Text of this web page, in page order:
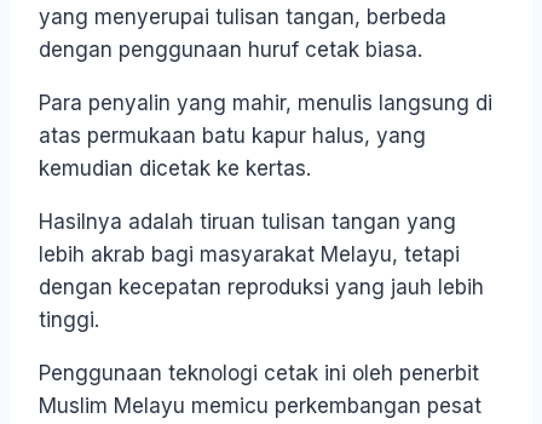
yang menyerupai tulisan tangan, berbeda
dengan penggunaan huruf cetak biasa.
Para penyalin yang mahir, menulis langsung di
atas permukaan batu kapur halus, yang
kemudian dicetak ke kertas.
Hasilnya adalah tiruan tulisan tangan yang
lebih akrab bagi masyarakat Melayu, tetapi
dengan kecepatan reproduksi yang jauh lebih
tinggi.
Penggunaan teknologi cetak ini oleh penerbit
Muslim Melayu memicu perkembangan pesat